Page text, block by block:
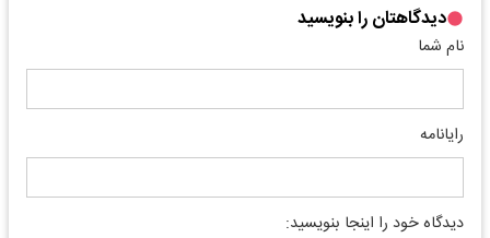
دیدگاهتان را بنویسید
نام شما
رایانامه
دیدگاه خود را اینجا بنویسید: